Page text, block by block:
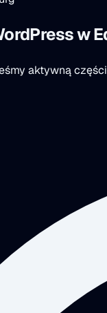
w
aktywną